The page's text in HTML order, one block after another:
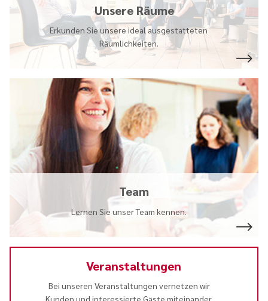
Unsere Räume
Erkunden Sie unsere ideal ausgestatteten
Räumlichkeiten.
Team
Lernen Sie unser Team kennen.
Veranstaltungen
Bei unseren Veranstaltungen vernetzen wir
Kunden und interessierte Gäste miteinander.